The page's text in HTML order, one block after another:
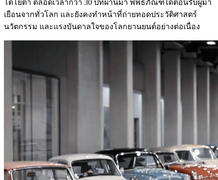
โตโยต้า ตลอดเวลากว่า 30 ปีที่ผ่านมา พิพิธภัณฑ์ได้ต้อนรับผู้มา
เยือนจากทั่วโลก และยังคงทำหน้าที่ถ่ายทอดประวัติศาสตร์
นวัตกรรม และแรงบันดาลใจของโลกยานยนต์อย่างต่อเนื่อง